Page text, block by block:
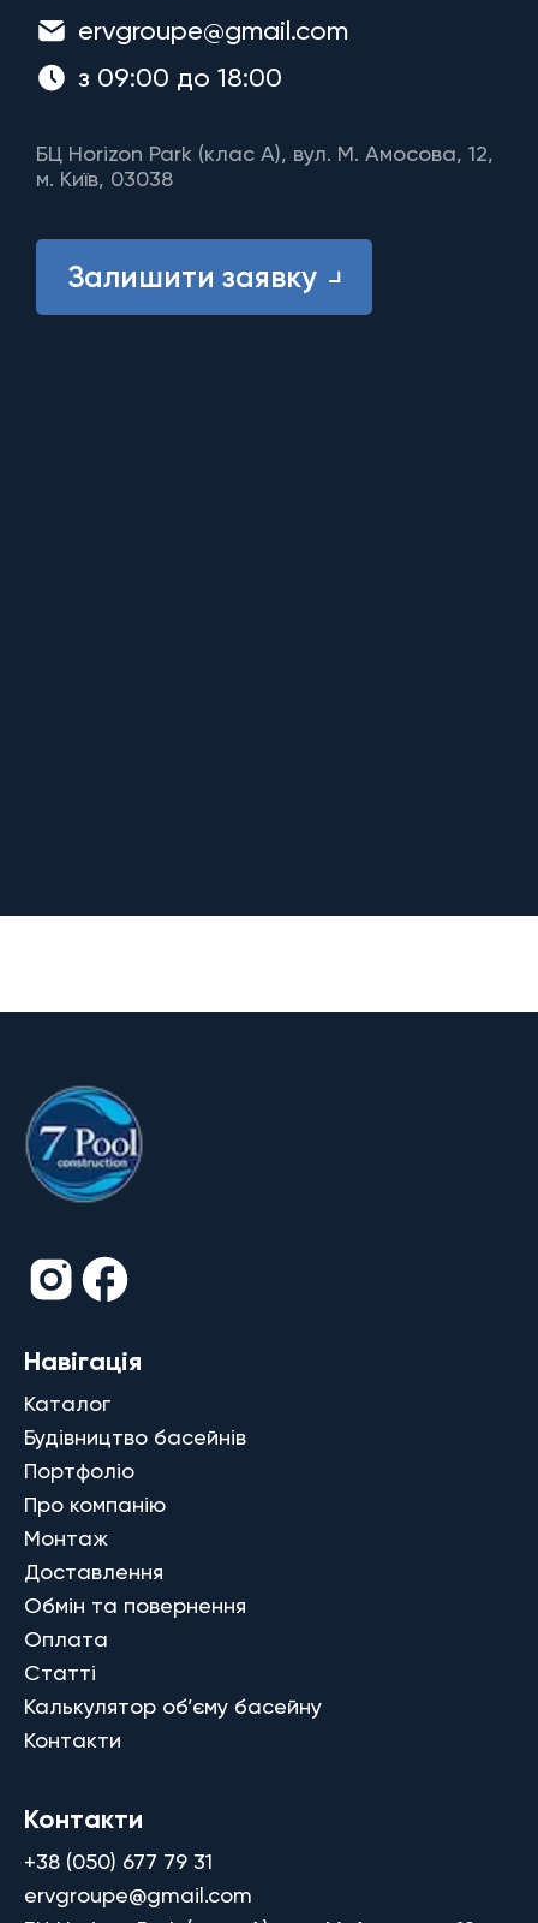
ervgroupe@gmail.com
з 09:00 до 18:00
БЦ Horizon Park (клас A), вул. М. Амосова, 12,
м. Київ, 03038
Залишити заявку
Навігація
Каталог
Будівництво басейнів
Портфоліо
Про компанію
Монтаж
Доставлення
Обмін та повернення
Оплата
Статті
Калькулятор об’єму басейну
Контакти
Контакти
+38 (050) 677 79 31
ervgroupe@gmail.com